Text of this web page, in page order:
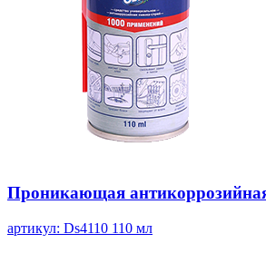
Проникающая
артикул: Ds4110 110 мл